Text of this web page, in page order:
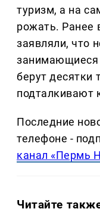
туризм, а на
рожать. Ранее
заявляли, что
занимающиеся
берут десятки
подталкивают
Последние
телефоне -
канал «Пермь
Читайте